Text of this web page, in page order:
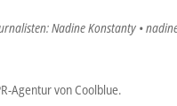
Nadine Konstanty •
Agentur von Coolblue.